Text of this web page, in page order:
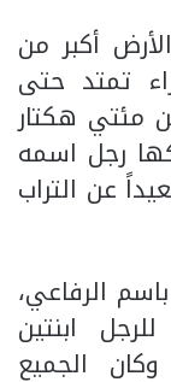
أكبر من
تمتد حتى
مئتي هكتار
رجل اسمه
عن التراب
الرفاعي،
ابنتين
الجميع